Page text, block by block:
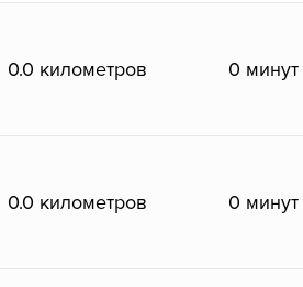
0.0 километров 0 минут
0.0 километров 0 минут